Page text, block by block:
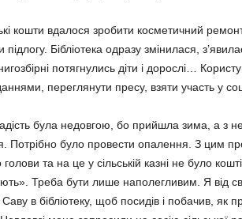
кошти вдалося зробити косметичний
Бібліотека одразу змінилася,
потягнулись діти і дорослі…
переглянути пресу, взяти участь у
була недовгою, бо прийшла зима, а з
Потрібно було провести опалення. З цим
голови та на це у сільській казні не було
Треба бути лише наполегливим. Я від
в бібліотеку, щоб посидів і побачив, як